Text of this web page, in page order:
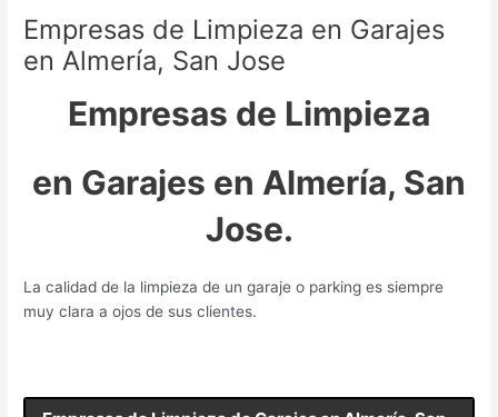
Empresas de Limpieza en Garajes
en Almería, San Jose
Empresas de Limpieza
en Garajes en Almería, San
Jose.
La calidad de la limpieza de un garaje o parking es siempre
muy clara a ojos de sus clientes.